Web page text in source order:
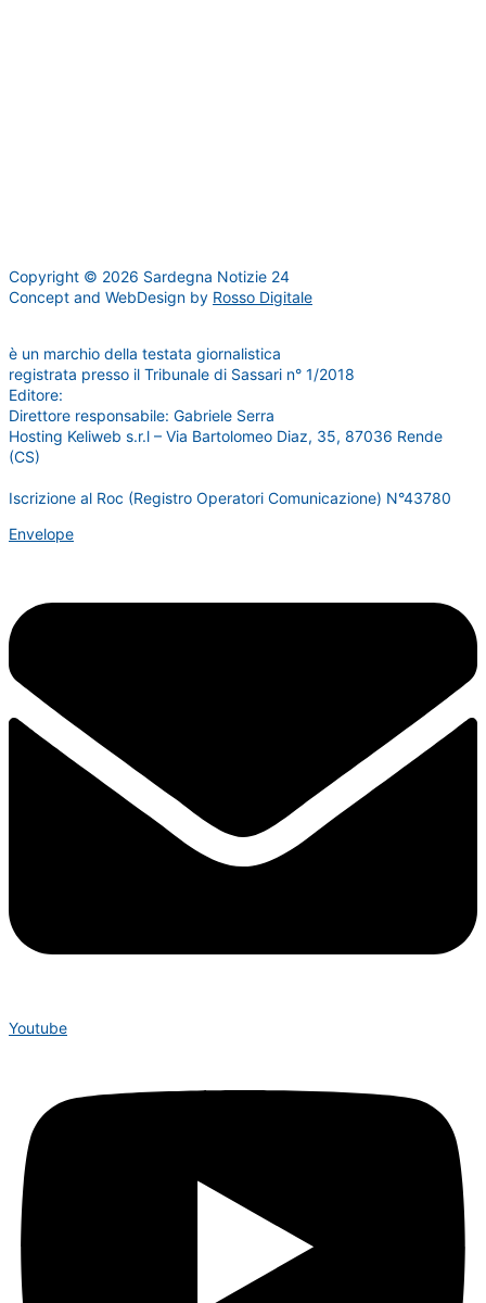
Copyright © 2026 Sardegna Notizie 24
Concept and WebDesign by Rosso Digitale
è un marchio della testata giornalistica
registrata presso il Tribunale di Sassari n° 1/2018
Editore:
Direttore responsabile: Gabriele Serra
Hosting Keliweb s.r.l – Via Bartolomeo Diaz, 35, 87036 Rende
(CS)
Iscrizione al Roc (Registro Operatori Comunicazione) N°43780
Envelope
Youtube